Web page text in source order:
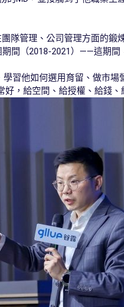
隊管理、公司管理方面的
間（2018-2021）——這期間
習他如何選用育留、做市
，給空間、給授權、給錢、